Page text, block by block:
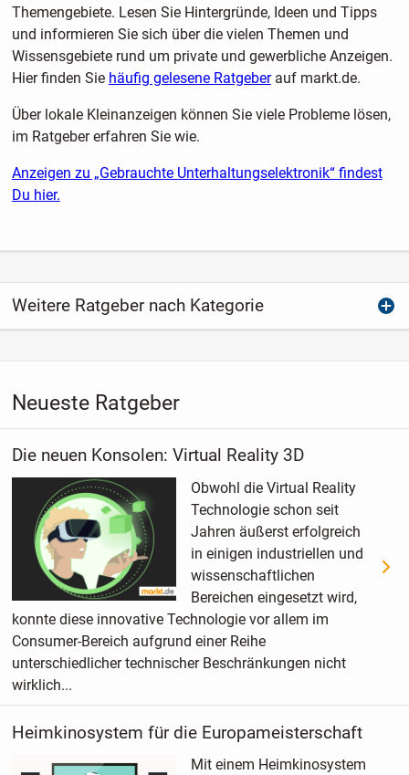
Themengebiete. Lesen Sie Hintergründe, Ideen und Tipps
und informieren Sie sich über die vielen Themen und
Wissensgebiete rund um private und gewerbliche Anzeigen.
Hier finden Sie häufig gelesene Ratgeberauf markt.de.
Über lokale Kleinanzeigen können Sie viele Probleme lösen,
im Ratgeber erfahren Sie wie.
Anzeigen zu „Gebrauchte Unterhaltungselektronik“ findest
Du hier.
Weitere Ratgeber nach Kategorie
Neueste Ratgeber
Die neuen Konsolen: Virtual Reality 3D
Obwohl die Virtual Reality
Technologie schon seit
Jahren äußerst erfolgreich
in einigen industriellen und
wissenschaftlichen
Bereichen eingesetzt wird,
konnte diese innovative Technologie vor allem im
Consumer-Bereich aufgrund einer Reihe
unterschiedlicher technischer Beschränkungen nicht
wirklich...
Heimkinosystem für die Europameisterschaft
Mit einem Heimkinosystem